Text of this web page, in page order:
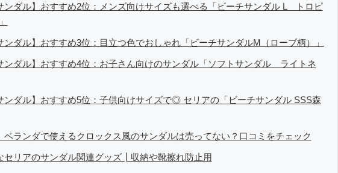
ンダル】おすすめ2位：メンズ向けサイズも選べる「ビーチサンダル L トロピ
ンダル】おすすめ3位：目立つ色でおしゃれ「ビーチサンダルM（ローブ柄）」
ンダル】おすすめ4位：お子さん向けのサンダル「ソフトサンダル ライトネ
ンダル】おすすめ5位：子供向けサイズで◎ セリアの「ビーチサンダル SSS森
ベランダで使えるクロックス風のサンダルは売ってない？口コミをチェック
セリアのサンダル関連グッズ┃収納や靴擦れ防止用